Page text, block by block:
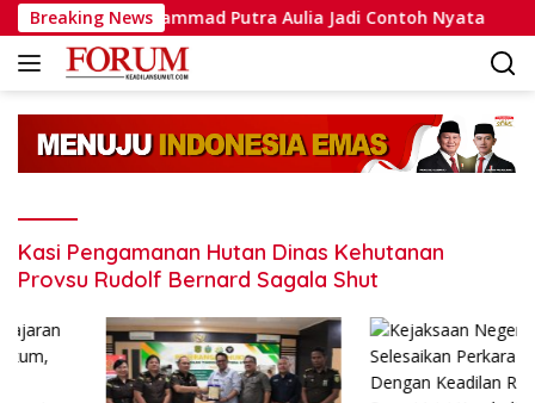
Langsung
ke
konten
Breaking News
Bripda Muhammad Putra Aulia Jadi Contoh Nyata
Kasi Pengamanan Hutan Dinas Kehutanan
Provsu Rudolf Bernard Sagala Shut